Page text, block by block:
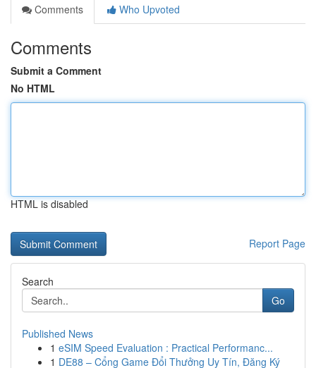
Comments
Who Upvoted
Comments
Submit a Comment
No HTML
HTML is disabled
Report Page
Search
Go
Published News
1 eSIM Speed Evaluation : Practical Performanc...
1 DE88 – Cổng Game Đổi Thưởng Uy Tín, Đăng Ký